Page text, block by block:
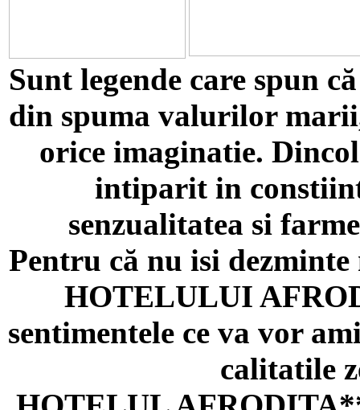
Sunt legende care spun
din spuma valurilor
orice imaginatie.
intiparit in
senzualitatea si
Pentru că nu isi
HOTELULUI
sentimentele ce va vor
calitatile